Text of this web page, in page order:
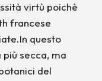
virtù poichè
francese
questo
secca, ma
del